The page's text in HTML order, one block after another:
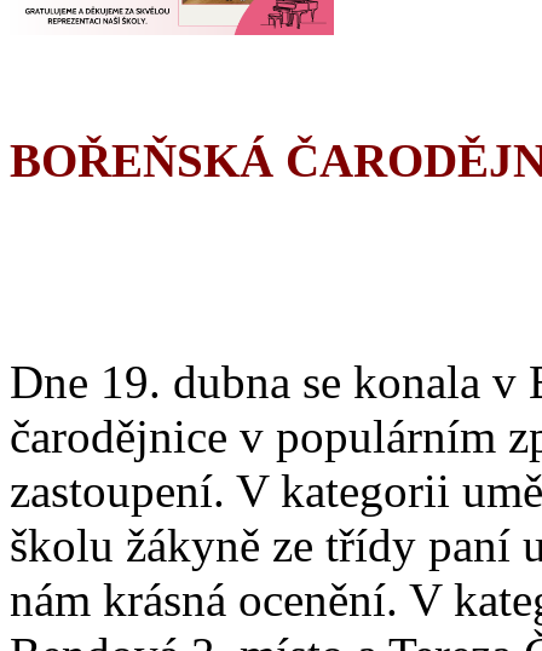
BOŘEŇSKÁ
Dne 19. dubna se konala v
čarodějnice v populárním
zastoupení. V kategorii
školu žákyně ze třídy paní
nám krásná ocenění. V